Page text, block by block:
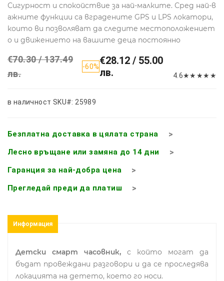
Сигурност и спокойствие за най-малките. Сред най-в
ажните функции са вградените GPS и LPS локатори,
които ви позволяват да следите местоположениет
о и движението на вашите деца постоянно
€70.30 / 137.49
лв.
-60%€28.12 / 55.00
лв.
4.6★★ ★★ ★
в наличност SKU#: 25989
Безплатна доставка в цялата страна
Лесно връщане или замяна до 14 дни
Гаранция за най-добра цена
Прегледай преди да платиш
Информация
Детски смарт часовник, с който могат да
бъдат провеждани разговори и да се проследява
локацията на детето, което го носи.